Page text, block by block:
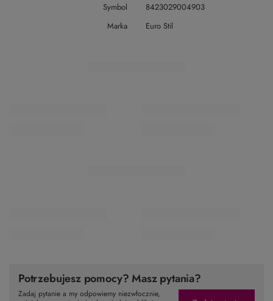
Symbol
8423029004903
Marka
Euro Stil
Potrzebujesz pomocy? Masz pytania?
Zadaj pytanie a my odpowiemy niezwłocznie,